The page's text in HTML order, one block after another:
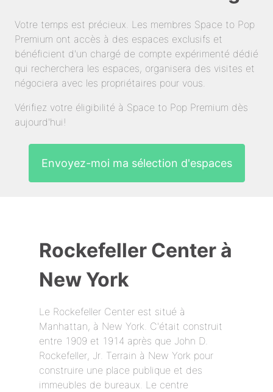
Votre temps est précieux. Les membres Space to Pop
Premium ont accès à des espaces exclusifs et
bénéficient d'un chargé de compte expérimenté dédié
qui recherchera les espaces, organisera des visites et
négociera avec les propriétaires pour vous.
Vérifiez votre éligibilité à Space to Pop Premium dès
aujourd'hui!
Envoyez-moi ma sélection d'espaces
Rockefeller Center à
New York
Le Rockefeller Center est situé à
Manhattan, à New York. C'était construit
entre 1909 et 1914 après que John D.
Rockefeller, Jr. Terrain à New York pour
construire une place publique et des
immeubles de bureaux. Le centre